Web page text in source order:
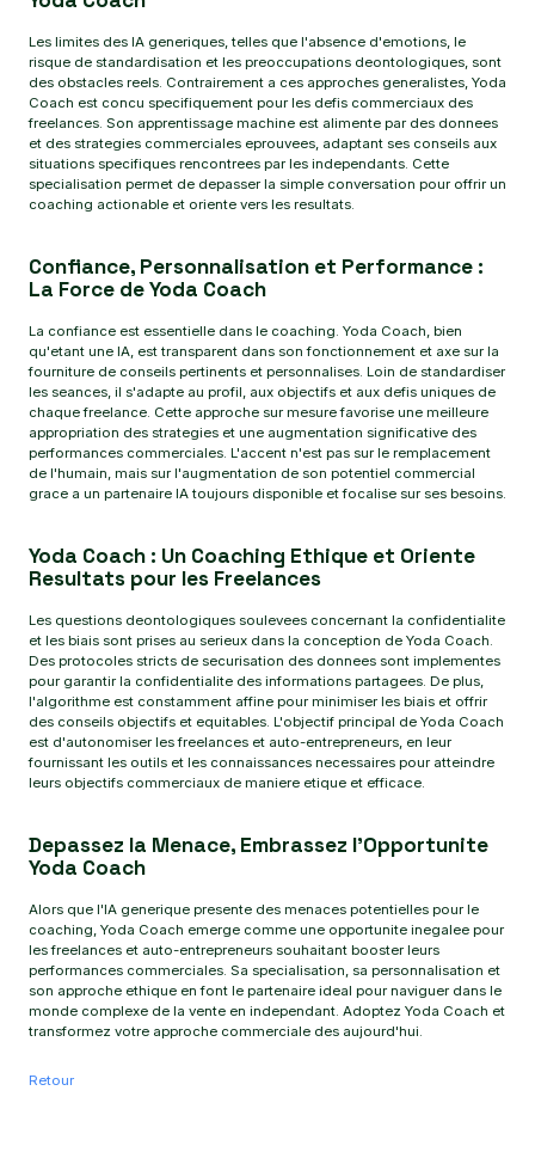
Les limites des IA generiques, telles que l'absence d'emotions, le
risque de standardisation et les preoccupations deontologiques, sont
des obstacles reels. Contrairement a ces approches generalistes, Yoda
Coach est concu specifiquement pour les defis commerciaux des
freelances. Son apprentissage machine est alimente par des donnees
et des strategies commerciales eprouvees, adaptant ses conseils aux
situations specifiques rencontrees par les independants. Cette
specialisation permet de depasser la simple conversation pour offrir un
coaching actionable et oriente vers les resultats.
Confiance, Personnalisation et Performance :
La Force de Yoda Coach
La confiance est essentielle dans le coaching. Yoda Coach, bien
qu'etant une IA, est transparent dans son fonctionnement et axe sur la
fourniture de conseils pertinents et personnalises. Loin de standardiser
les seances, il s'adapte au profil, aux objectifs et aux defis uniques de
chaque freelance. Cette approche sur mesure favorise une meilleure
appropriation des strategies et une augmentation significative des
performances commerciales. L'accent n'est pas sur le remplacement
de l'humain, mais sur l'augmentation de son potentiel commercial
grace a un partenaire IA toujours disponible et focalise sur ses besoins.
Yoda Coach : Un Coaching Ethique et Oriente
Resultats pour les Freelances
Les questions deontologiques soulevees concernant la confidentialite
et les biais sont prises au serieux dans la conception de Yoda Coach.
Des protocoles stricts de securisation des donnees sont implementes
pour garantir la confidentialite des informations partagees. De plus,
l'algorithme est constamment affine pour minimiser les biais et offrir
des conseils objectifs et equitables. L'objectif principal de Yoda Coach
est d'autonomiser les freelances et auto-entrepreneurs, en leur
fournissant les outils et les connaissances necessaires pour atteindre
leurs objectifs commerciaux de maniere etique et efficace.
Depassez la Menace, Embrassez l'Opportunite
Yoda Coach
Alors que l'IA generique presente des menaces potentielles pour le
coaching, Yoda Coach emerge comme une opportunite inegalee pour
les freelances et auto-entrepreneurs souhaitant booster leurs
performances commerciales. Sa specialisation, sa personnalisation et
son approche ethique en font le partenaire ideal pour naviguer dans le
monde complexe de la vente en independant. Adoptez Yoda Coach et
transformez votre approche commerciale des aujourd'hui.
Retour